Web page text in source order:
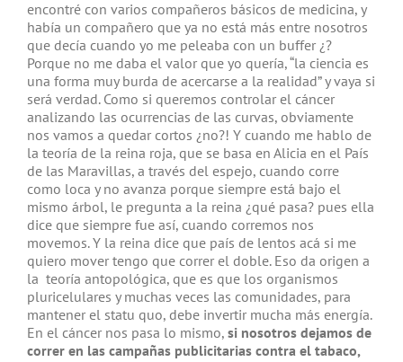
encontré con varios compañeros básicos de medicina, y
había un compañero que ya no está más entre nosotros
que decía cuando yo me peleaba con un buffer ¿?
Porque no me daba el valor que yo quería, “la ciencia es
una forma muy burda de acercarse a la realidad” y vaya si
será verdad. Como si queremos controlar el cáncer
analizando las ocurrencias de las curvas, obviamente
nos vamos a quedar cortos ¿no?! Y cuando me hablo de
la teoría de la reina roja, que se basa en Alicia en el País
de las Maravillas, a través del espejo, cuando corre
como loca y no avanza porque siempre está bajo el
mismo árbol, le pregunta a la reina ¿qué pasa? pues ella
dice que siempre fue así, cuando corremos nos
movemos. Y la reina dice que país de lentos acá si me
quiero mover tengo que correr el doble. Eso da origen a
la teoría antopológica, que es que los organismos
pluricelulares y muchas veces las comunidades, para
mantener el statu quo, debe invertir mucha más energía.
En el cáncer nos pasa lo mismo, si nosotros dejamos de
correr en las campañas publicitarias contra el tabaco,